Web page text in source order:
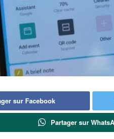
sur Facebook
Partager sur